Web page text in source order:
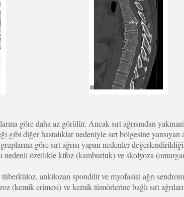
göre daha az görülür. Ancak sırt ağrısından
gibi diğer hastalıklar nedeniyle sırt bölgesine
göre sırt ağrısı yapan nedenler
özellikle kifoz (kamburluk) ve skolyoza
ankilozan spondilit ve myofasial ağrı
(kemik erimesi) ve kemik tümörlerine bağlı sırt